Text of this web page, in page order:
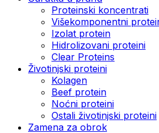
Proteinski koncentrati
Višekomponentni
Izolat protein
Hidrolizovani proteini
Clear Proteins
Životinjski proteini
Kolagen
Beef protein
Noćni proteini
Ostali životinjski proteini
Zamena za obrok